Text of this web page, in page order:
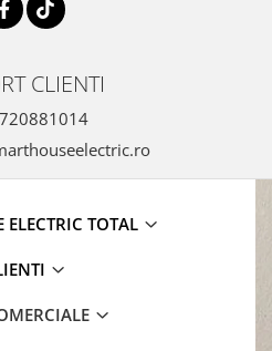
CLIENTI
ELECTRIC TOTAL